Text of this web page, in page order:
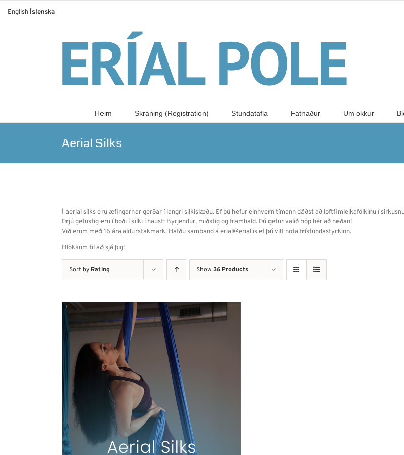
Heim Skráning (Registration) Stundatafla Fatnaður Um okkur
Aerial Silks
Í aerial silks eru æfingarnar gerðar í langri silkislæðu. Ef þú hefur einhvern tímann dáðst að loftfimleikafólkinu í
Þrjú getustig eru í boði í silki í haust: Byrjendur, miðstig og framhald. Þú getur valið hóp hér að neðan!
Við erum með 16 ára aldurstakmark. Hafðu samband á erial@erial.is ef þú vilt nota frístundastyrkinn.
Hlökkum til að sjá þig!
Sort by Rating Show 36 Products
English Íslenska